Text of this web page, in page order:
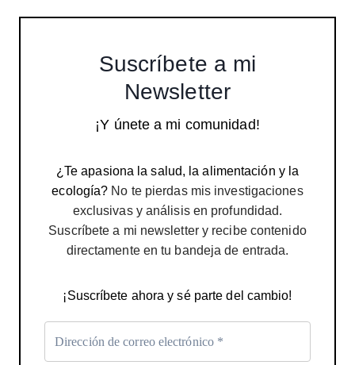
Suscríbete a mi
Newsletter
¡Y únete a mi comunidad!
¿Te apasiona la salud, la alimentación y la
ecología? No te pierdas mis investigaciones
exclusivas y análisis en profundidad.
Suscríbete a mi newsletter y recibe contenido
directamente en tu bandeja de entrada.
¡Suscríbete ahora y sé parte del cambio!